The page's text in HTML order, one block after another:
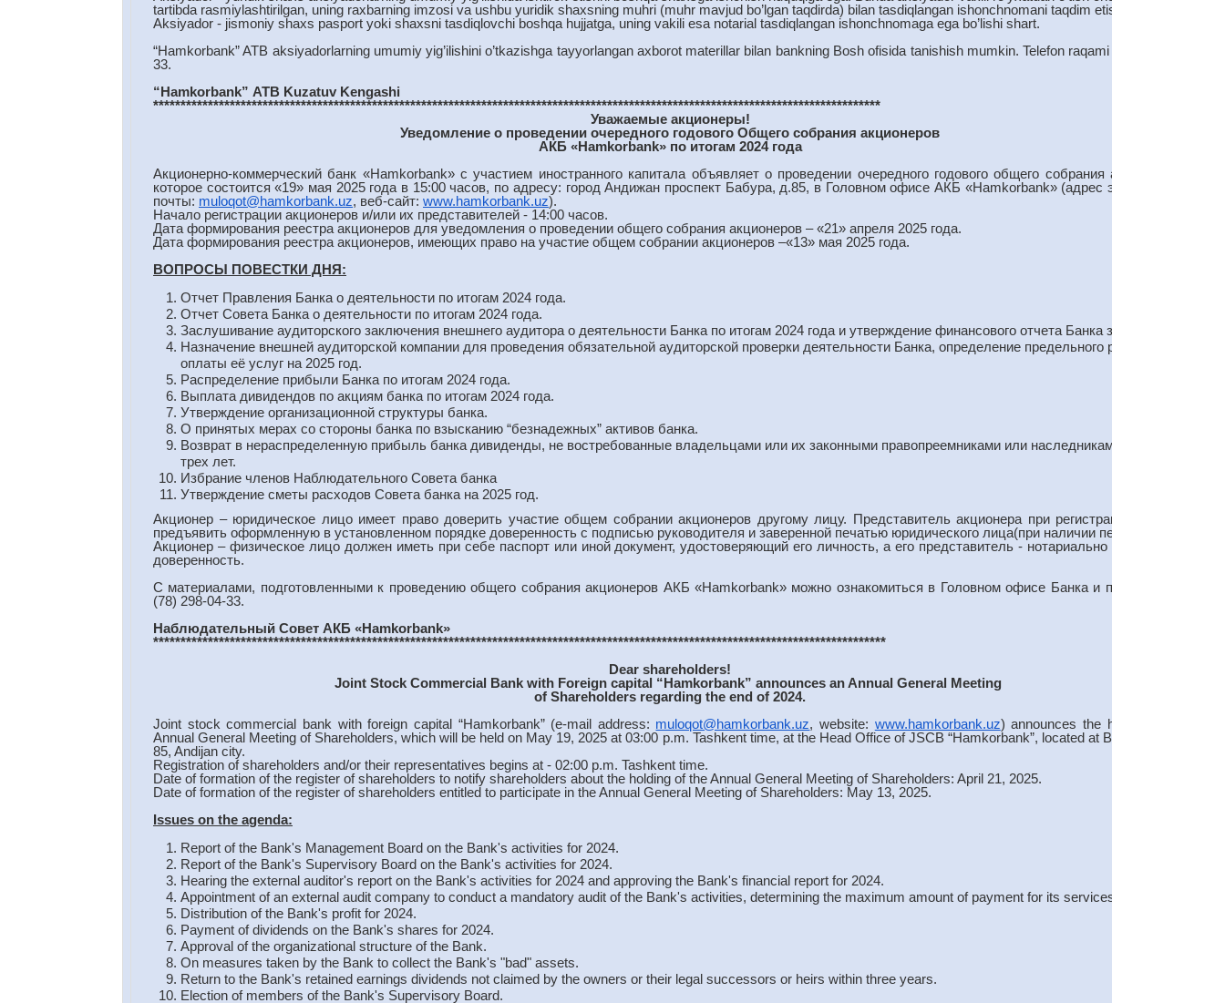
tartibda rasmiylashtirilgan, uning raxbarning imzosi va ushbu yuridik shaxsning muhri (muhr mavjud bo’lgan taqdirda) bilan tasdiqlangan ishonchnomani taqdim etishi shart.
Aksiyador - jismoniy shaxs pasport yoki shaxsni tasdiqlovchi boshqa hujjatga, uning vakili esa notarial tasdiqlangan ishonchnomaga ega bo’lishi shart.
“Hamkorbank” ATB aksiyadorlarning umumiy yig’ilishini o’tkazishga tayyorlangan axborot materillar bilan bankning Bosh ofisida tanishish mumkin. Telefon raqami (78) 298-04-
33.
“Hamkorbank” ATB Kuzatuv Kengashi
*************************************************************************************************************************************
Уважаемые акционеры!
Уведомление о проведении очередного годового Общего собрания акционеров
АКБ «Hamkorbank» по итогам 2024 года
Акционерно-коммерческий банк «Hamkorbank» с участием иностранного капитала объявляет о проведении очередного годового общего собрания акционеров,
которое состоится «19» мая 2025 года в 15:00 часов, по адресу: город Андижан проспект Бабура, д.85, в Головном офисе АКБ «Hamkorbank» (адрес электронной
почты: muloqot@hamkorbank.uz, веб-сайт: www.hamkorbank.uz).
Начало регистрации акционеров и/или их представителей - 14:00 часов.
Дата формирования реестра акционеров для уведомления о проведении общего собрания акционеров – «21» апреля 2025 года.
Дата формирования реестра акционеров, имеющих право на участие общем собрании акционеров –«13» мая 2025 года.
ВОПРОСЫ ПОВЕСТКИ ДНЯ:
Отчет Правления Банка о деятельности по итогам 2024 года.
Отчет Совета Банка о деятельности по итогам 2024 года.
Заслушивание аудиторского заключения внешнего аудитора о деятельности Банка по итогам 2024 года и утверждение финансового отчета Банка за 2024 год.
Назначение внешней аудиторской компании для проведения обязательной аудиторской проверки деятельности Банка, определение предельного размера
оплаты её услуг на 2025 год.
Распределение прибыли Банка по итогам 2024 года.
Выплата дивидендов по акциям банка по итогам 2024 года.
Утверждение организационной структуры банка.
О принятых мерах со стороны банка по взысканию “безнадежных” активов банка.
Возврат в нераспределенную прибыль банка дивиденды, не востребованные владельцами или их законными правопреемниками или наследниками в течение
трех лет.
Избрание членов Наблюдательного Совета банка
Утверждение сметы расходов Совета банка на 2025 год.
Акционер – юридическое лицо имеет право доверить участие общем собрании акционеров другому лицу. Представитель акционера при регистрации должен
предъявить оформленную в установленном порядке доверенность с подписью руководителя и заверенной печатью юридического лица(при наличии печати).
Акционер – физическое лицо должен иметь при себе паспорт или иной документ, удостоверяющий его личность, а его представитель - нотариально заверенную
доверенность.
С материалами, подготовленными к проведению общего собрания акционеров АКБ «Hamkorbank» можно ознакомиться в Головном офисе Банка и по телефону
(78) 298-04-33.
Наблюдательный Совет АКБ «Hamkorbank»
**************************************************************************************************************************************
Dear shareholders!
Joint Stock Commercial Bank with Foreign capital “Hamkorbank” announces an Annual General Meeting
of Shareholders regarding the end of 2024.
Joint stock commercial bank with foreign capital “Hamkorbank” (e-mail address: muloqot@hamkorbank.uz, website: www.hamkorbank.uz) announces the holding of an
Annual General Meeting of Shareholders, which will be held on May 19, 2025 at 03:00 p.m. Tashkent time, at the Head Office of JSCB “Hamkorbank”, located at Babur Avenue
85, Andijan city.
Registration of shareholders and/or their representatives begins at - 02:00 p.m. Tashkent time.
Date of formation of the register of shareholders to notify shareholders about the holding of the Annual General Meeting of Shareholders: April 21, 2025.
Date of formation of the register of shareholders entitled to participate in the Annual General Meeting of Shareholders: May 13, 2025.
Issues on the agenda:
Report of the Bank's Management Board on the Bank's activities for 2024.
Report of the Bank's Supervisory Board on the Bank's activities for 2024.
Hearing the external auditor's report on the Bank's activities for 2024 and approving the Bank's financial report for 2024.
Appointment of an external audit company to conduct a mandatory audit of the Bank's activities, determining the maximum amount of payment for its services for 2025.
Distribution of the Bank's profit for 2024.
Payment of dividends on the Bank's shares for 2024.
Approval of the organizational structure of the Bank.
On measures taken by the Bank to collect the Bank's "bad" assets.
Return to the Bank's retained earnings dividends not claimed by the owners or their legal successors or heirs within three years.
Election of members of the Bank's Supervisory Board.